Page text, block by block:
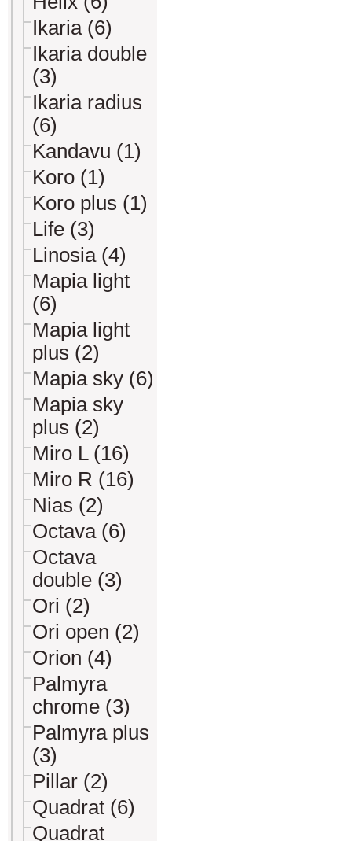
Ikaria (6)
Ikaria double
(3)
Ikaria radius
(6)
Kandavu (1)
Koro (1)
Koro plus (1)
Life (3)
Linosia (4)
Mapia light
(6)
Mapia light
plus (2)
Mapia sky (6)
Mapia sky
plus (2)
Miro L (16)
Miro R (16)
Nias (2)
Octava (6)
Octava
double (3)
Ori (2)
Ori open (2)
Orion (4)
Palmyra
chrome (3)
Palmyra plus
(3)
Pillar (2)
Quadrat (6)
Quadrat